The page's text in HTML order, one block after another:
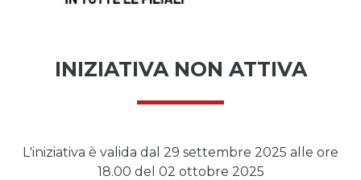
INIZIATIVA NON ATTIVA
L'iniziativa è valida dal 29 settembre 2025 alle ore
18.00 del 02 ottobre 2025